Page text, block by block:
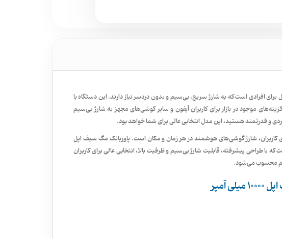
یک گزینه ایده‌آل برای افرادی است که به شارژ سریع، بی‌سیم و بدون دردسر نیاز دارند. این دستگاه با
موجود در بازار برای کاربران آیفون و سایر گوشی‌های مجهز به شارژ بی‌سیم
و قدرتمند هستید، این مدل انتخابی عالی برای شما خواهد بود.
کاربران، شارژ گوشی‌های هوشمند در هر زمان و مکان است. پاوربانک مگ سیف اپل
که با طراحی پیشرفته، قابلیت شارژ بی‌سیم و ظرفیت بالا، انتخابی عالی برای کاربران
محسوب می‌شود.